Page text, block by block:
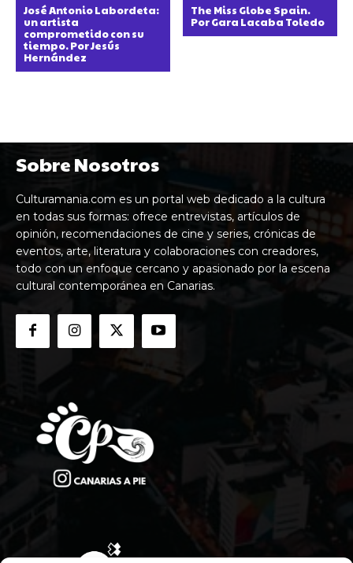
José Antonio Labordeta:
un artista
comprometido con su
tiempo. Por Jesús
Hernández
The Miss Globe Spain.
Por Gara Lacaba Toledo
Sobre Nosotros
Culturamania.com es un portal web dedicado a la cultura
en todas sus formas: ofrece entrevistas, artículos de
opinión, recomendaciones de cine y series, crónicas de
eventos, arte, literatura y colaboraciones con creadores,
todo con un enfoque cercano y apasionado por la escena
cultural contemporánea en Canarias.